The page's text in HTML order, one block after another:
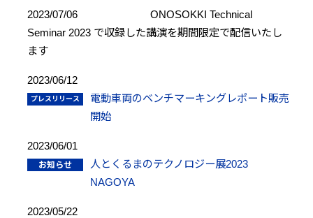
2023/07/06
ONOSOKKI Technical
Seminar 2023 で収録した講演を期間限定で配信いたし
ます
2023/06/12
電動車両のベンチマーキングレポート販売
開始
2023/06/01
人とくるまのテクノロジー展2023
NAGOYA
2023/05/22